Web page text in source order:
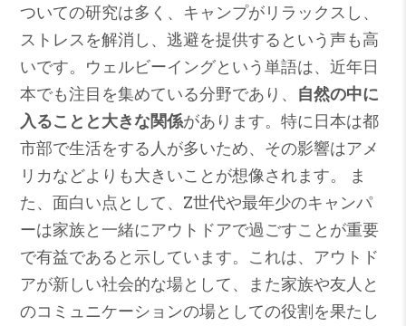
ついての研究は多く、キャンプがリラックスし、
ストレスを解消し、逃避を提供するという声も高
いです。ウェルビーイングという単語は、近年日
本でも注目を集めている分野であり、 自然の中に
入ることと大きな関係があります。特に日本は都
市部で生活をする人が多いため、その影響はアメ
リカなどよりも大きいことが想像されます。 ま
た、面白い点として、Z世代や最年少のキャンパ
ーは家族と一緒にアウトドアで過ごすことが重要
で有益であると示しています。これは、アウトド
アが新しい社会的な場として、また家族や友人と
のコミュニケーションの場としての役割を果たし